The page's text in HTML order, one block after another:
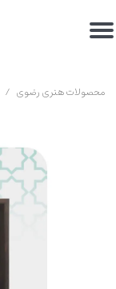
محصولات هنری رضوی